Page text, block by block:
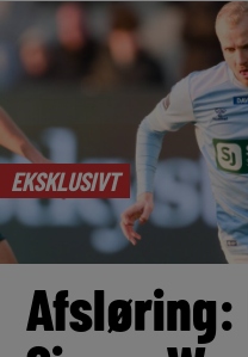
EKSKLUSIVT
Afsløring: